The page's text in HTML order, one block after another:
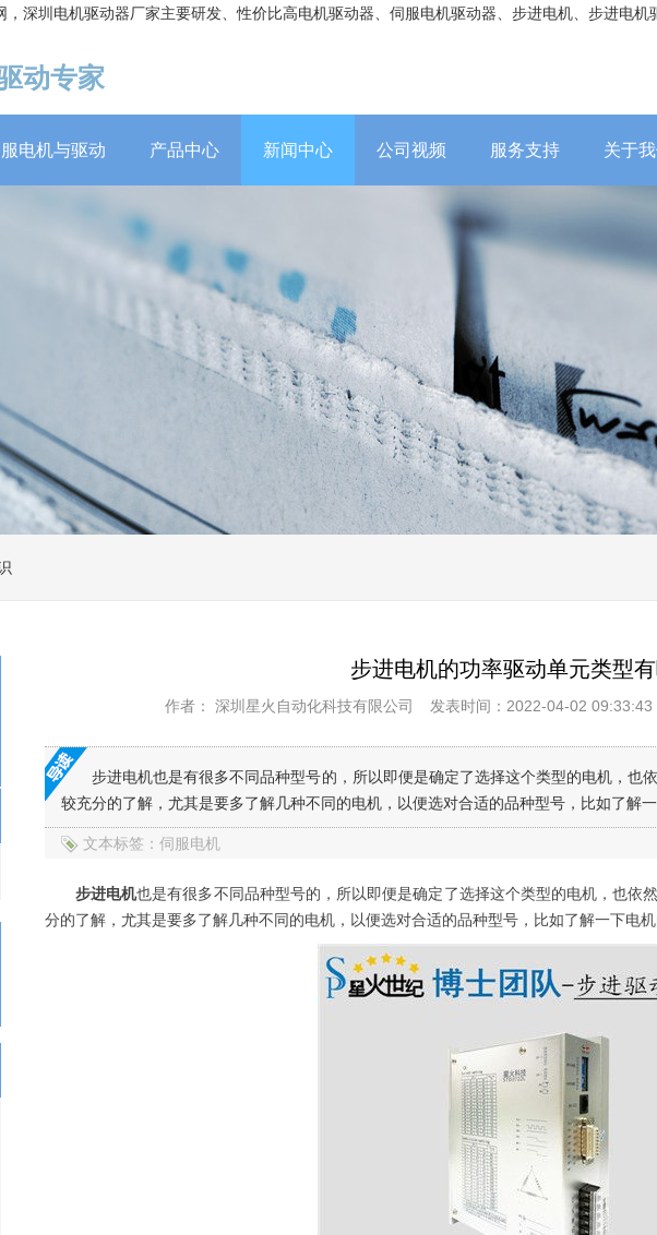
深圳电机驱动器厂家主要研发、性价比高电机驱动器、伺服电机驱动器、步进电机、步进电机
动专家
电机与驱动 产品中心 新闻中心 公司视频 服务支持 关于
步进电机的功率驱动单元类型有
作者： 深圳星火自动化科技有限公司 发表时间：2022-04-02 09:33:43
步进电机也是有很多不同品种型号的，所以即便是确定了选择这个类型的电机，也
较充分的了解，尤其是要多了解几种不同的电机，以便选对合适的品种型号，比如了解
文本标签：伺服电机
步进电机也是有很多不同品种型号的，所以即便是确定了选择这个类型的电机，也依
分的了解，尤其是要多了解几种不同的电机，以便选对合适的品种型号，比如了解一下电机